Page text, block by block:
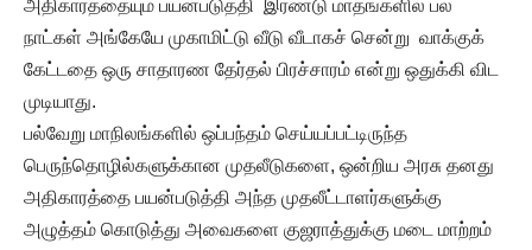
அதிகாரத்தையும் பயன்படுத்தி இரண்டு மாதங்களில் பல
நாட்கள் அங்கேயே முகாமிட்டு வீடு வீடாகச் சென்று வாக்குக்
கேட்டதை ஒரு சாதாரண தேர்தல் பிரச்சாரம் என்று ஒதுக்கி விட
முடியாது.
பல்வேறு மாநிலங்களில் ஒப்பந்தம் செய்யப்பட்டிருந்த
பெருந்தொழில்களுக்கான முதலீடுகளை, ஒன்றிய அரசு தனது
அதிகாரத்தை பயன்படுத்தி அந்த முதலீட்டாளர்களுக்கு
அழுத்தம் கொடுத்து அவைகளை குஜராத்துக்கு மடை மாற்றம்